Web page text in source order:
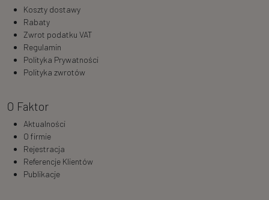
Koszty dostawy
Rabaty
Zwrot podatku VAT
Regulamin
Polityka Prywatności
Polityka zwrotów
O Faktor
Aktualności
O firmie
Rejestracja
Referencje Klientów
Publikacje